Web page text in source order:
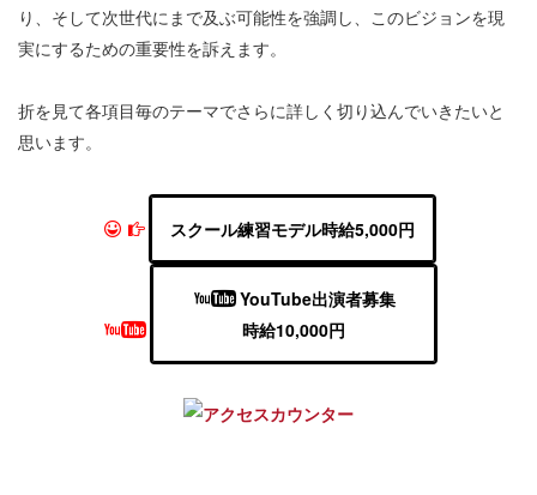
り、そして次世代にまで及ぶ可能性を強調し、このビジョンを現
実にするための重要性を訴えます。
折を見て各項目毎のテーマでさらに詳しく切り込んでいきたいと
思います。
スクール練習モデル時給5,000円
YouTube出演者募集
時給10,000円